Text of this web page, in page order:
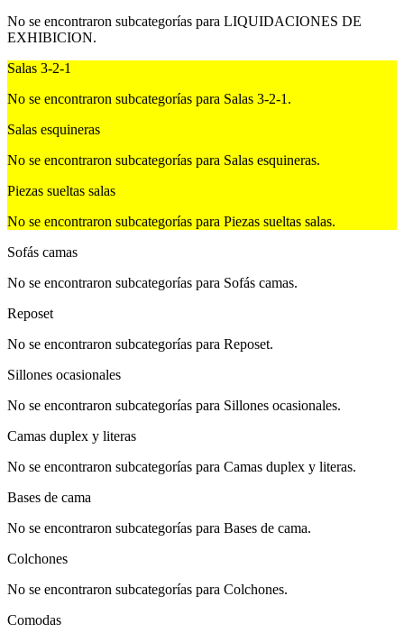
No se encontraron subcategorías para LIQUIDACIONES DE
EXHIBICION.
Salas 3-2-1
No se encontraron subcategorías para Salas 3-2-1.
Salas esquineras
No se encontraron subcategorías para Salas esquineras.
Piezas sueltas salas
No se encontraron subcategorías para Piezas sueltas salas.
Sofás camas
No se encontraron subcategorías para Sofás camas.
Reposet
No se encontraron subcategorías para Reposet.
Sillones ocasionales
No se encontraron subcategorías para Sillones ocasionales.
Camas duplex y literas
No se encontraron subcategorías para Camas duplex y literas.
Bases de cama
No se encontraron subcategorías para Bases de cama.
Colchones
No se encontraron subcategorías para Colchones.
Comodas